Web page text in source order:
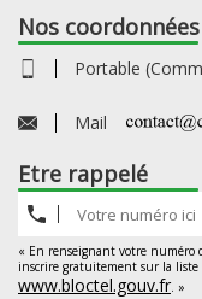
Nos coordonnées
Portable
Mail
Etre rappelé
« En renseignant votre numéro
inscrire gratuitement sur la liste
www.bloctel.gouv.fr. »